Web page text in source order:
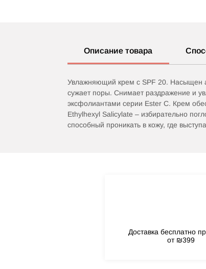
Описание товара
Увлажняющий крем с SPF 20. Насыщен
сужает поры. Снимает раздражение и
эксфолиантами серии Ester C. Крем
Ethylhexyl Salicylate – избирательно
способный проникать в кожу, где
Доставка бесплатно
от ₪399